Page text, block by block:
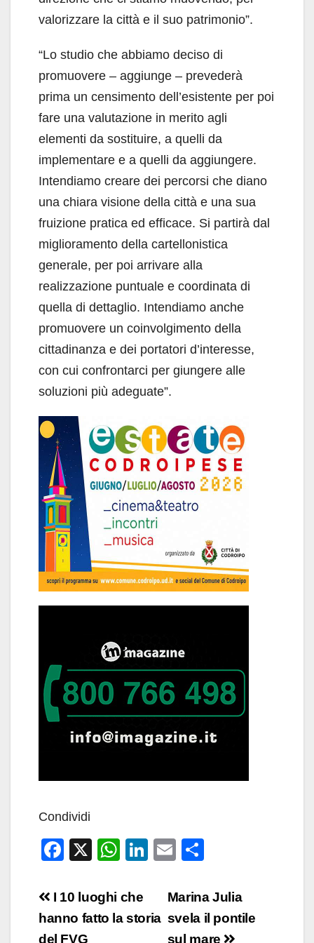
valorizzare la città e il suo patrimonio”.
“Lo studio che abbiamo deciso di
promuovere – aggiunge – prevederà
prima un censimento dell’esistente per poi
fare una valutazione in merito agli
elementi da sostituire, a quelli da
implementare e a quelli da aggiungere.
Intendiamo creare dei percorsi che diano
una chiara visione della città e una sua
fruizione pratica ed efficace. Si partirà dal
miglioramento della cartellonistica
generale, per poi arrivare alla
realizzazione puntuale e coordinata di
quella di dettaglio. Intendiamo anche
promuovere un coinvolgimento della
cittadinanza e dei portatori d’interesse,
con cui confrontarci per giungere alle
soluzioni più adeguate”.
Condividi
F
c
e
X
W
at
s
Li
e
E
ail n
di
Navigazione
articoli
Marina Julia
svela il pontile
sul mare
I 10 luoghi che
hanno fatto la storia
del FVG